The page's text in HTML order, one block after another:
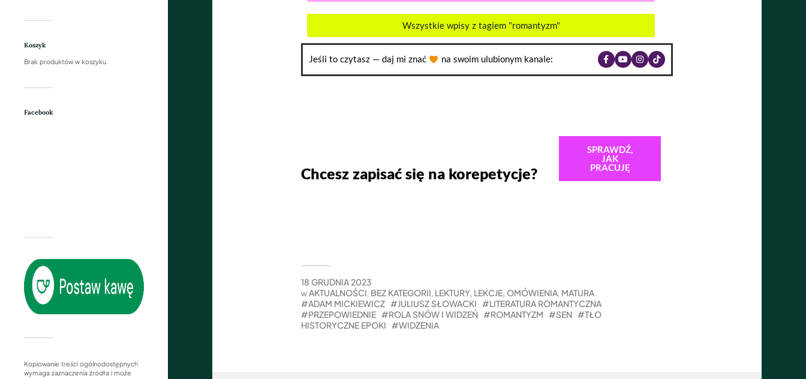
Koszyk
Brak produktów w koszyku.
Facebook
Kopiowanie treści ogólnodostępnych
wymaga zaznaczenia źródła i może
Wszystkie wpisy z tagiem "romantyzm"
Jeśli to czytasz — daj mi znać na swoim ulubionym kanale:
Chcesz zapisać się na korepetycje?
SPRAWDŹ,
JAK
PRACUJĘ
18 GRUDNIA 2023
wAKTUALNOŚCI, BEZ KATEGORII, LEKTURY, LEKCJE, OMÓWIENIA, MATURA
ADAM MICKIEWICZ
JULIUSZ SŁOWACKI
LITERATURA ROMANTYCZNA
PRZEPOWIEDNIE
ROLA SNÓW I WIDZEŃ ROMANTYZM SEN
TŁO
HISTORYCZNE EPOKI
WIDZENIA